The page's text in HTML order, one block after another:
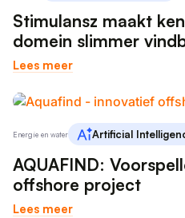
Stimulansz maakt
domein slimmer
Lees meer
Energie en water Artificial
AQUAFIND:
offshore project
Lees meer